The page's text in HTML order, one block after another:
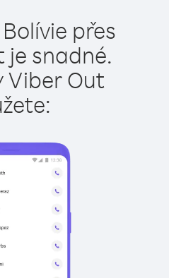
přes
je snadné.
Viber Out